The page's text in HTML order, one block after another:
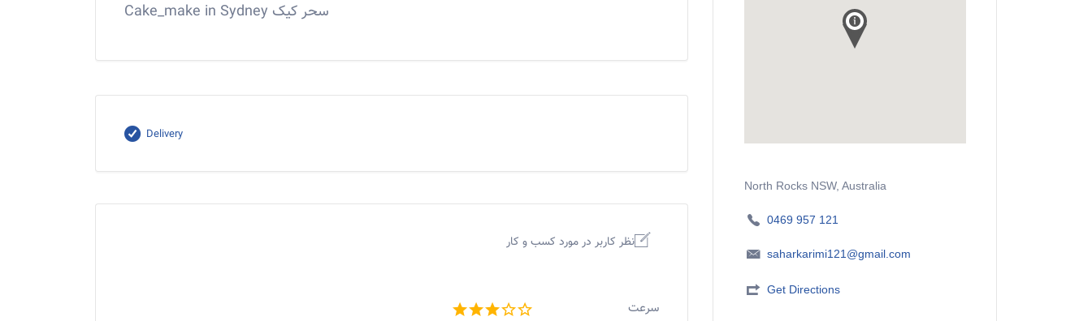
North Rocks NSW, Australia
0469 957 121
saharkarimi121@gmail.com
Get Directions
سحر کیک Cake_make in Sydney
Delivery
نظر کاربر در مورد کسب و کار
سرعت